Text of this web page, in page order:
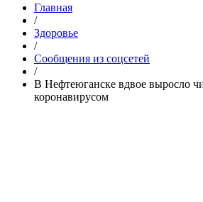
Главная
/
Здоровье
/
Сообщения из соцсетей
/
В Нефтеюганске вдвое выросло
коронавирусом